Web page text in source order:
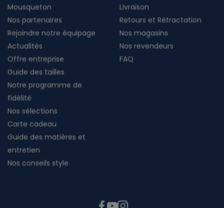
Mousqueton
Nos partenaires
Rejoindre notre équipage
Actualités
Offre entreprise
Livraison
Retours et Rétractation
Nos magasins
Nos revendeurs
FAQ
Guide des tailles
Notre programme de
fidélité
Nos sélections
Carte cadeau
Guide des matières et
entretien
Nos conseils style